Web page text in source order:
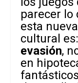
parecer lo
esta
cultural
evasión,
en